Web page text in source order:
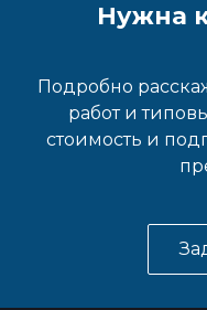
Нужна
Подробно
работ и
стоимость и